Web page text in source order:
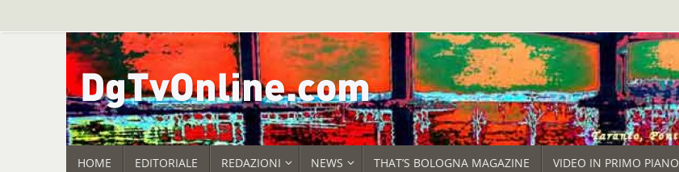
HOME EDITORIALE REDAZIONI NEWS THAT’S BOLOGNA MAGAZINE VIDEO IN PRIMO PIANO